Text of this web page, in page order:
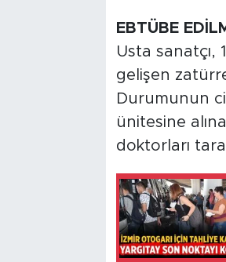
EBTÜBE
Usta sanatçı,
gelişen
Durumunun
ünitesine
doktorları